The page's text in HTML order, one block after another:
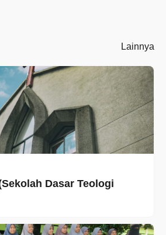
Lainnya
Dasar Teologi